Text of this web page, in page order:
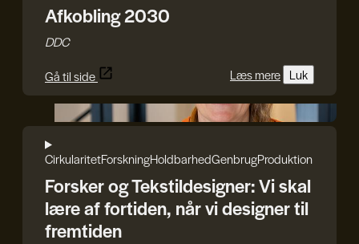
Afkobling 2030
DDC
Gå til side
Læs mere Luk
Rasmus Blicher
CirkularitetForskningHoldbarhedGenbrugProduktion
Forsker og Tekstildesigner: Vi skal
lære af fortiden, når vi designer til
fremtiden